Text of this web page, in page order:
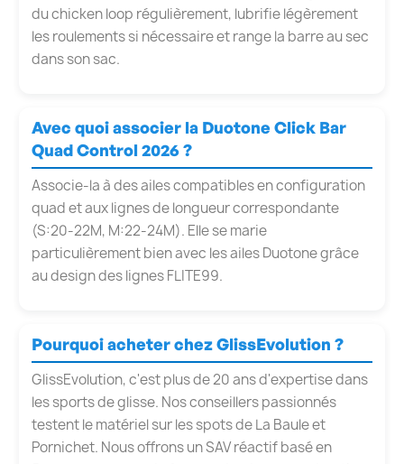
du chicken loop régulièrement, lubrifie légèrement
les roulements si nécessaire et range la barre au sec
dans son sac.
Avec quoi associer la Duotone Click Bar
Quad Control 2026 ?
Associe-la à des ailes compatibles en configuration
quad et aux lignes de longueur correspondante
(S:20-22M, M:22-24M). Elle se marie
particulièrement bien avec les ailes Duotone grâce
au design des lignes FLITE99.
Pourquoi acheter chez GlissEvolution ?
GlissEvolution, c'est plus de 20 ans d'expertise dans
les sports de glisse. Nos conseillers passionnés
testent le matériel sur les spots de La Baule et
Pornichet. Nous offrons un SAV réactif basé en